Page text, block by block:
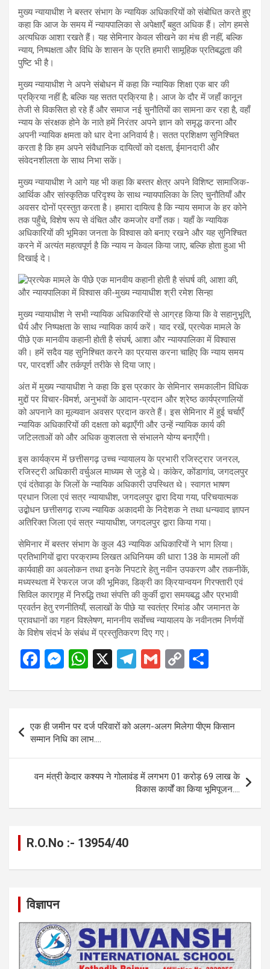
मुख्य न्यायाधीश ने बस्तर संभाग के न्यायिक अधिकारियों को संबोधित करते हुए
कहा कि आज के समय में न्यायपालिका से अपेक्षाएँ बहुत अधिक हैं। लोग हमसे
अत्यधिक आशा रखते हैं। यह सेमिनार केवल सीखने का मंच ही नहीं, बल्कि
न्याय, निष्पक्षता और विधि के शासन के प्रति हमारी सामूहिक प्रतिबद्धता की
पुष्टि भी है।
मुख्य न्यायाधीश ने अपने संबोधन में कहा कि न्यायिक शिक्षा एक बार की
प्रक्रिया नहीं है; बल्कि यह सतत प्रक्रिया है। आज के दौर में जहाँ कानून
तेजी से विकसित हो रहे हैं और समाज नई चुनौतियों का सामना कर रहा है, वहाँ
न्याय के संरक्षक होने के नाते हमें निरंतर अपने ज्ञान को समृद्ध करना और
अपनी न्यायिक क्षमता को धार देना अनिवार्य है। सतत प्रशिक्षण सुनिश्चित
करता है कि हम अपने संवैधानिक दायित्वों को दक्षता, ईमानदारी और
संवेदनशीलता के साथ निभा सकें।
मुख्य न्यायाधीश ने आगे यह भी कहा कि बस्तर क्षेत्र अपने विशिष्ट सामाजिक-
आर्थिक और सांस्कृतिक परिदृश्य के साथ न्यायपालिका के लिए चुनौतियाँ और
अवसर दोनों प्रस्तुत करता है। हमारा दायित्व है कि न्याय समाज के हर कोने
तक पहुँचे, विशेष रूप से वंचित और कमजोर वर्गों तक। यहाँ के न्यायिक
अधिकारियों की भूमिका जनता के विश्वास को बनाए रखने और यह सुनिश्चित
करने में अत्यंत महत्वपूर्ण है कि न्याय न केवल किया जाए, बल्कि होता हुआ भी
दिखाई दे।
मुख्य न्यायाधीश ने सभी न्यायिक अधिकारियों से आग्रह किया कि वे सहानुभूति,
धैर्य और निष्पक्षता के साथ न्यायिक कार्य करें। याद रखें, प्रत्येक मामले के
पीछे एक मानवीय कहानी होती है संघर्ष, आशा और न्यायपालिका में विश्वास
की। हमें सदैव यह सुनिश्चित करने का प्रयास करना चाहिए कि न्याय समय
पर, पारदर्शी और तर्कपूर्ण तरीके से दिया जाए।
अंत में मुख्य न्यायाधीश ने कहा कि इस प्रकार के सेमिनार समकालीन विधिक
मुद्दों पर विचार-विमर्श, अनुभवों के आदान-प्रदान और श्रेष्ठ कार्यप्रणालियों
को अपनाने का मूल्यवान अवसर प्रदान करते हैं। इस सेमिनार में हुई चर्चाएँ
न्यायिक अधिकारियों की दक्षता को बढ़ाएँगी और उन्हें न्यायिक कार्य की
जटिलताओं को और अधिक कुशलता से संभालने योग्य बनाएँगी।
इस कार्यक्रम में छत्तीसगढ़ उच्च न्यायालय के प्रभारी रजिस्ट्रार जनरल,
रजिस्ट्री अधिकारी वर्चुअल माध्यम से जुड़े थे। कांकेर, कोंडागांव, जगदलपुर
एवं दंतेवाड़ा के जिलों के न्यायिक अधिकारी उपस्थित थे। स्वागत भाषण
प्रधान जिला एवं सत्र न्यायाधीश, जगदलपुर द्वारा दिया गया, परिचयात्मक
उद्बोधन छत्तीसगढ़ राज्य न्यायिक अकादमी के निदेशक ने तथा धन्यवाद ज्ञापन
अतिरिक्त जिला एवं सत्र न्यायाधीश, जगदलपुर द्वारा किया गया।
सेमिनार में बस्तर संभाग के कुल 43 न्यायिक अधिकारियों ने भाग लिया।
प्रतिभागियों द्वारा परक्राम्य लिखत अधिनियम की धारा 138 के मामलों की
कार्यवाही का अवलोकन तथा इनके निपटारे हेतु नवीन उपकरण और तकनीकें,
मध्यस्थता में रेफरल जज की भूमिका, डिक्री का क्रियान्वयन गिरफ्तारी एवं
सिविल कारागृह में निरुद्धि तथा संपत्ति की कुर्की द्वारा समयबद्ध और प्रभावी
प्रवर्तन हेतु रणनीतियाँ, सलाखों के पीछे या स्वतंत्र रिमांड और जमानत के
प्रावधानों का गहन विश्लेषण, माननीय सर्वाेच्च न्यायालय के नवीनतम निर्णयों
के विशेष संदर्भ के संबंध में प्रस्तुतिकरण दिए गए।
F
ce
b
o
o
k
M
se
n
g
er
W
at
s
A
p
p
X
T
e
a
m
G
ail
C
py
Li
n
k
ar
e
navigation
एक ही जमीन पर दर्ज परिवारों को अलग-अलग मिलेगा पीएम किसान
सम्मान निधि का लाभ….
वन मंत्री केदार कश्यप ने गोलावंड में लगभग 01 करोड़ 69 लाख के
विकास कार्यों का किया भूमिपूजन….
R.O.No :- 13954/40
विज्ञापन